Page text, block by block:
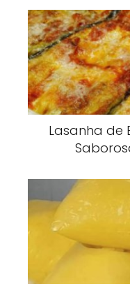
Lasanha de